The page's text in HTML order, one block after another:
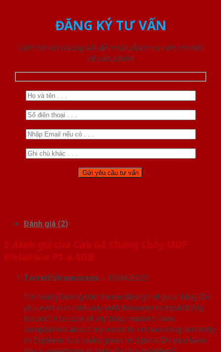
ĐĂNG KÝ TƯ VẤN
Liên hệ với chúng tôi để nhận được tư vấn chi tiết
về sản phẩm
Đánh giá (2)
2 đánh giá cho Cửa Gỗ Chống Cháy MDF
Melamine P1-a-SGD
Terrell Viramontes – 10/04/2025
I’m really loving the theme/design of your blog. Do
you ever run into any web browser compatibility
issues? A couple of my blog readers have
complained about my website not working correctly
in Explorer but looks great in Opera. Do you have